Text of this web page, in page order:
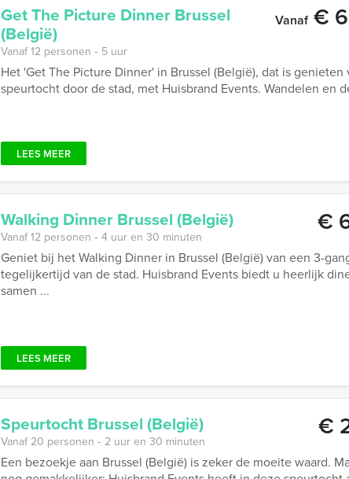
Get The Picture Dinner Brussel
(België)
Vanaf€
Vanaf 12 personen ‐ 5 uur
Het 'Get The Picture Dinner' in Brussel (België), dat is
speurtocht door de stad, met Huisbrand Events. Wandelen en
LEES MEER
Walking Dinner Brussel (België) €
Vanaf 12 personen ‐ 4 uur en 30 minuten
Geniet bij het Walking Dinner in Brussel (België) van een 3-
tegelijkertijd van de stad. Huisbrand Events biedt u heerlijk
samen ...
LEES MEER
Speurtocht Brussel (België) €
Vanaf 20 personen ‐ 2 uur en 30 minuten
Een bezoekje aan Brussel (België) is zeker de moeite waard.